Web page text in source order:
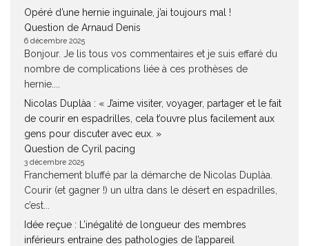
Opéré d’une hernie inguinale, j’ai toujours mal !
Question de Arnaud Denis
6 décembre 2025
Bonjour. Je lis tous vos commentaires et je suis effaré du
nombre de complications liée à ces prothèses de
hernie....
Nicolas Duplàa : « J’aime visiter, voyager, partager et le fait
de courir en espadrilles, cela t’ouvre plus facilement aux
gens pour discuter avec eux. »
Question de Cyril pacing
3 décembre 2025
Franchement bluffé par la démarche de Nicolas Duplàa.
Courir (et gagner !) un ultra dans le désert en espadrilles,
c’est...
Idée reçue : L’inégalité de longueur des membres
inférieurs entraine des pathologies de l’appareil